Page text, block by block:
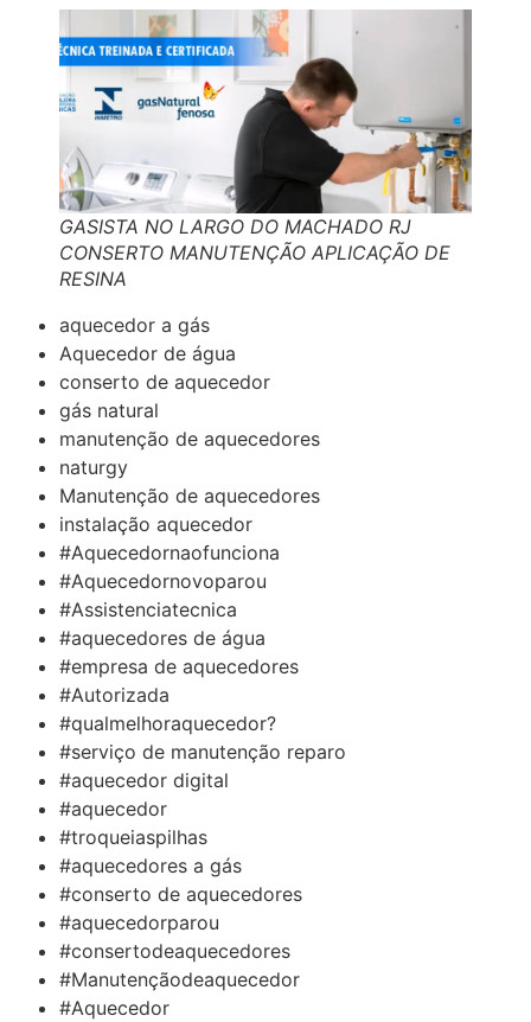
GASISTA NO LARGO DO MACHADO RJ
CONSERTO MANUTENÇÃO APLICAÇÃO DE
RESINA
aquecedor a gás
Aquecedor de água
conserto de aquecedor
gás natural
manutenção de aquecedores
naturgy
Manutenção de aquecedores
instalação aquecedor
#Aquecedornaofunciona
#Aquecedornovoparou
#Assistenciatecnica
#aquecedores de água
#empresa de aquecedores
#Autorizada
#qualmelhoraquecedor?
#serviço de manutenção reparo
#aquecedor digital
#aquecedor
#troqueiaspilhas
#aquecedores a gás
#conserto de aquecedores
#aquecedorparou
#consertodeaquecedores
#Manutençãodeaquecedor
#Aquecedor